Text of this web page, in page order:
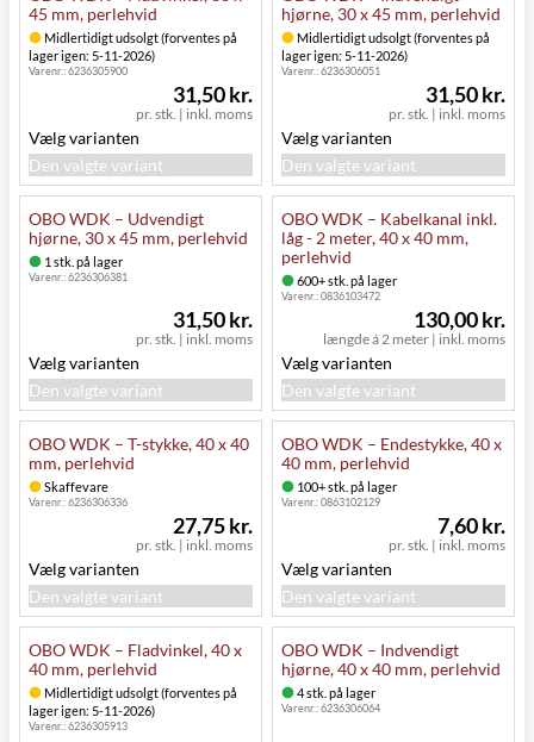
45 mm, perlehvid
Midlertidigt udsolgt (forventes på
lager igen: 5-11-2026)
Varenr.:6236305900
pr. stk. | inkl. moms
31,50 kr.
Vælg varianten
Den valgte variant
hjørne, 30 x 45 mm, perlehvid
Midlertidigt udsolgt (forventes på
lager igen: 5-11-2026)
Varenr.:6236306051
pr. stk. | inkl. moms
31,50 kr.
Vælg varianten
Den valgte variant
OBO WDK – Udvendigt
hjørne, 30 x 45 mm, perlehvid
1 stk. på lager
Varenr.:6236306381
pr. stk. | inkl. moms
31,50 kr.
Vælg varianten
Den valgte variant
OBO WDK – Kabelkanal inkl.
låg - 2 meter, 40 x 40 mm,
perlehvid
600+ stk. på lager
Varenr.:0836103472
længde á 2 meter | inkl. moms
130,00 kr.
Vælg varianten
Den valgte variant
OBO WDK – T-stykke, 40 x 40
mm, perlehvid
Skaffevare
Varenr.:6236306336
pr. stk. | inkl. moms
27,75 kr.
Vælg varianten
Den valgte variant
OBO WDK – Endestykke, 40 x
40 mm, perlehvid
100+ stk. på lager
Varenr.:0863102129
pr. stk. | inkl. moms
7,60 kr.
Vælg varianten
Den valgte variant
OBO WDK – Fladvinkel, 40 x
40 mm, perlehvid
Midlertidigt udsolgt (forventes på
lager igen: 5-11-2026)
Varenr.:6236305913
OBO WDK – Indvendigt
hjørne, 40 x 40 mm, perlehvid
4 stk. på lager
Varenr.:6236306064